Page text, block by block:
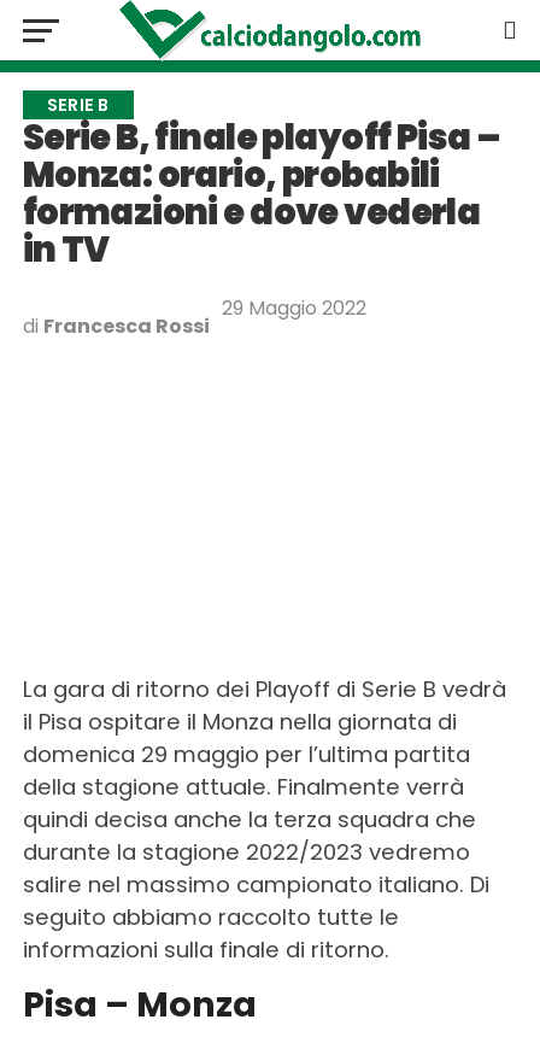
SERIE B
Serie B, finale playoff Pisa –
Monza: orario, probabili
formazioni e dove vederla
in TV
di Francesca Rossi
29 Maggio 2022
La gara di ritorno dei Playoff di Serie B vedrà
il Pisa ospitare il Monza nella giornata di
domenica 29 maggio per l’ultima partita
della stagione attuale. Finalmente verrà
quindi decisa anche la terza squadra che
durante la stagione 2022/2023 vedremo
salire nel massimo campionato italiano. Di
seguito abbiamo raccolto tutte le
informazioni sulla finale di ritorno.
Pisa – Monza